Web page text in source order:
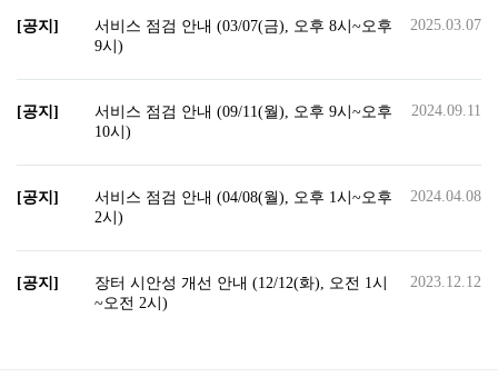
[공지]
서비스 점검 안내 (03/07(금), 오후 8시~오후
9시)
2025.03.07
[공지]
서비스 점검 안내 (09/11(월), 오후 9시~오후
10시)
2024.09.11
[공지]
서비스 점검 안내 (04/08(월), 오후 1시~오후
2시)
2024.04.08
[공지]
장터 시안성 개선 안내 (12/12(화), 오전 1시
~오전 2시)
2023.12.12